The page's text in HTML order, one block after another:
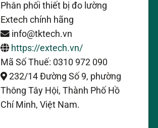
Phân phối thiết bị đo lường
Extech chính hãng
info@tktech.vn
https://extech.vn/
Mã Số Thuế: 0310 972 090
232/14 Đường Số 9, phường
Thông Tây Hội, Thành Phố Hồ
Chí Minh, Việt Nam.